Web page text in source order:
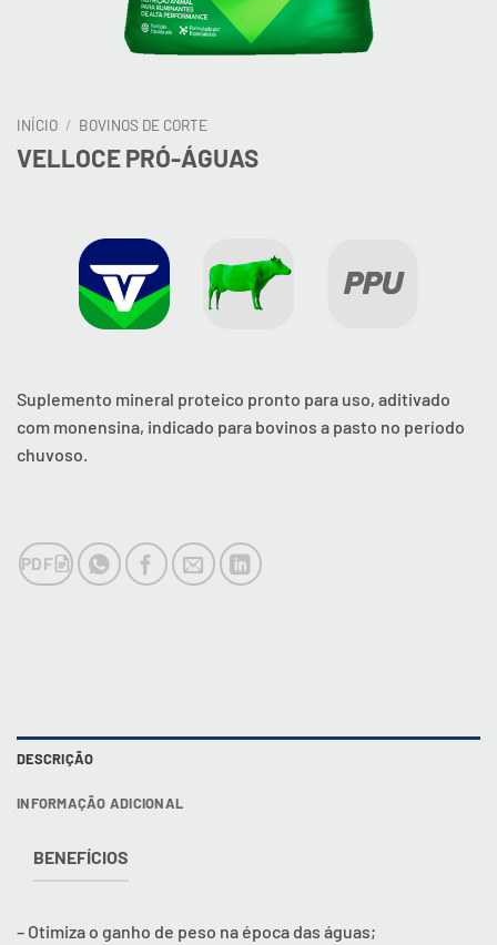
INÍCIO / BOVINOS DE CORTE
VELLOCE PRÓ-ÁGUAS
Suplemento mineral proteico pronto para uso, aditivado
com monensina, indicado para bovinos a pasto no período
chuvoso.
PDF
DESCRIÇÃO
INFORMAÇÃO ADICIONAL
BENEFÍCIOS
– Otimiza o ganho de peso na época das águas;